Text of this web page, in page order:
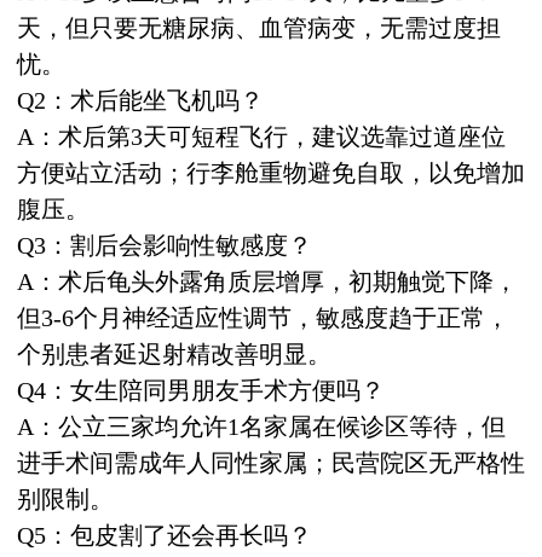
天，但只要无糖尿病、血管病变，无需过度担
忧。
Q2：术后能坐飞机吗？
A：术后第3天可短程飞行，建议选靠过道座位
方便站立活动；行李舱重物避免自取，以免增加
腹压。
Q3：割后会影响性敏感度？
A：术后龟头外露角质层增厚，初期触觉下降，
但3-6个月神经适应性调节，敏感度趋于正常，
个别患者延迟射精改善明显。
Q4：女生陪同男朋友手术方便吗？
A：公立三家均允许1名家属在候诊区等待，但
进手术间需成年人同性家属；民营院区无严格性
别限制。
Q5：包皮割了还会再长吗？